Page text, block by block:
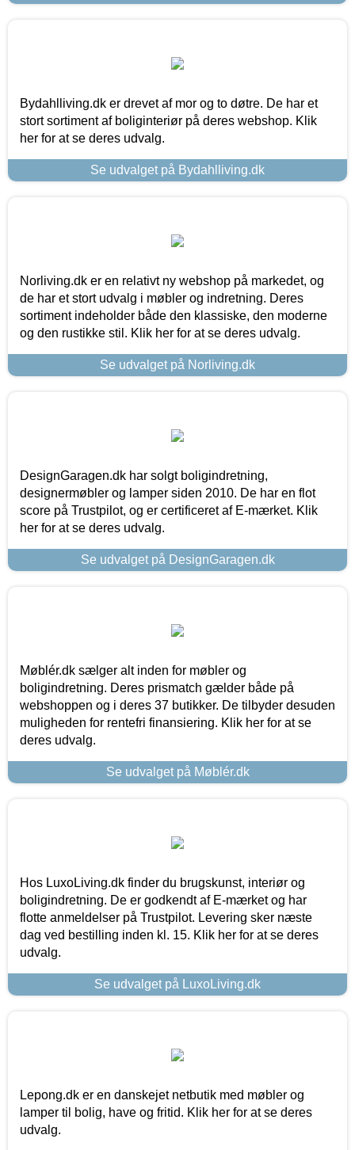
Bydahlliving.dk er drevet af mor og to døtre. De har et
stort sortiment af boliginteriør på deres webshop. Klik
her for at se deres udvalg.
Se udvalget på Bydahlliving.dk
Norliving.dk er en relativt ny webshop på markedet, og
de har et stort udvalg i møbler og indretning. Deres
sortiment indeholder både den klassiske, den moderne
og den rustikke stil. Klik her for at se deres udvalg.
Se udvalget på Norliving.dk
DesignGaragen.dk har solgt boligindretning,
designermøbler og lamper siden 2010. De har en flot
score på Trustpilot, og er certificeret af E-mærket. Klik
her for at se deres udvalg.
Se udvalget på DesignGaragen.dk
Møblér.dk sælger alt inden for møbler og
boligindretning. Deres prismatch gælder både på
webshoppen og i deres 37 butikker. De tilbyder desuden
muligheden for rentefri finansiering. Klik her for at se
deres udvalg.
Se udvalget på Møblér.dk
Hos LuxoLiving.dk finder du brugskunst, interiør og
boligindretning. De er godkendt af E-mærket og har
flotte anmeldelser på Trustpilot. Levering sker næste
dag ved bestilling inden kl. 15. Klik her for at se deres
udvalg.
Se udvalget på LuxoLiving.dk
Lepong.dk er en danskejet netbutik med møbler og
lamper til bolig, have og fritid. Klik her for at se deres
udvalg.